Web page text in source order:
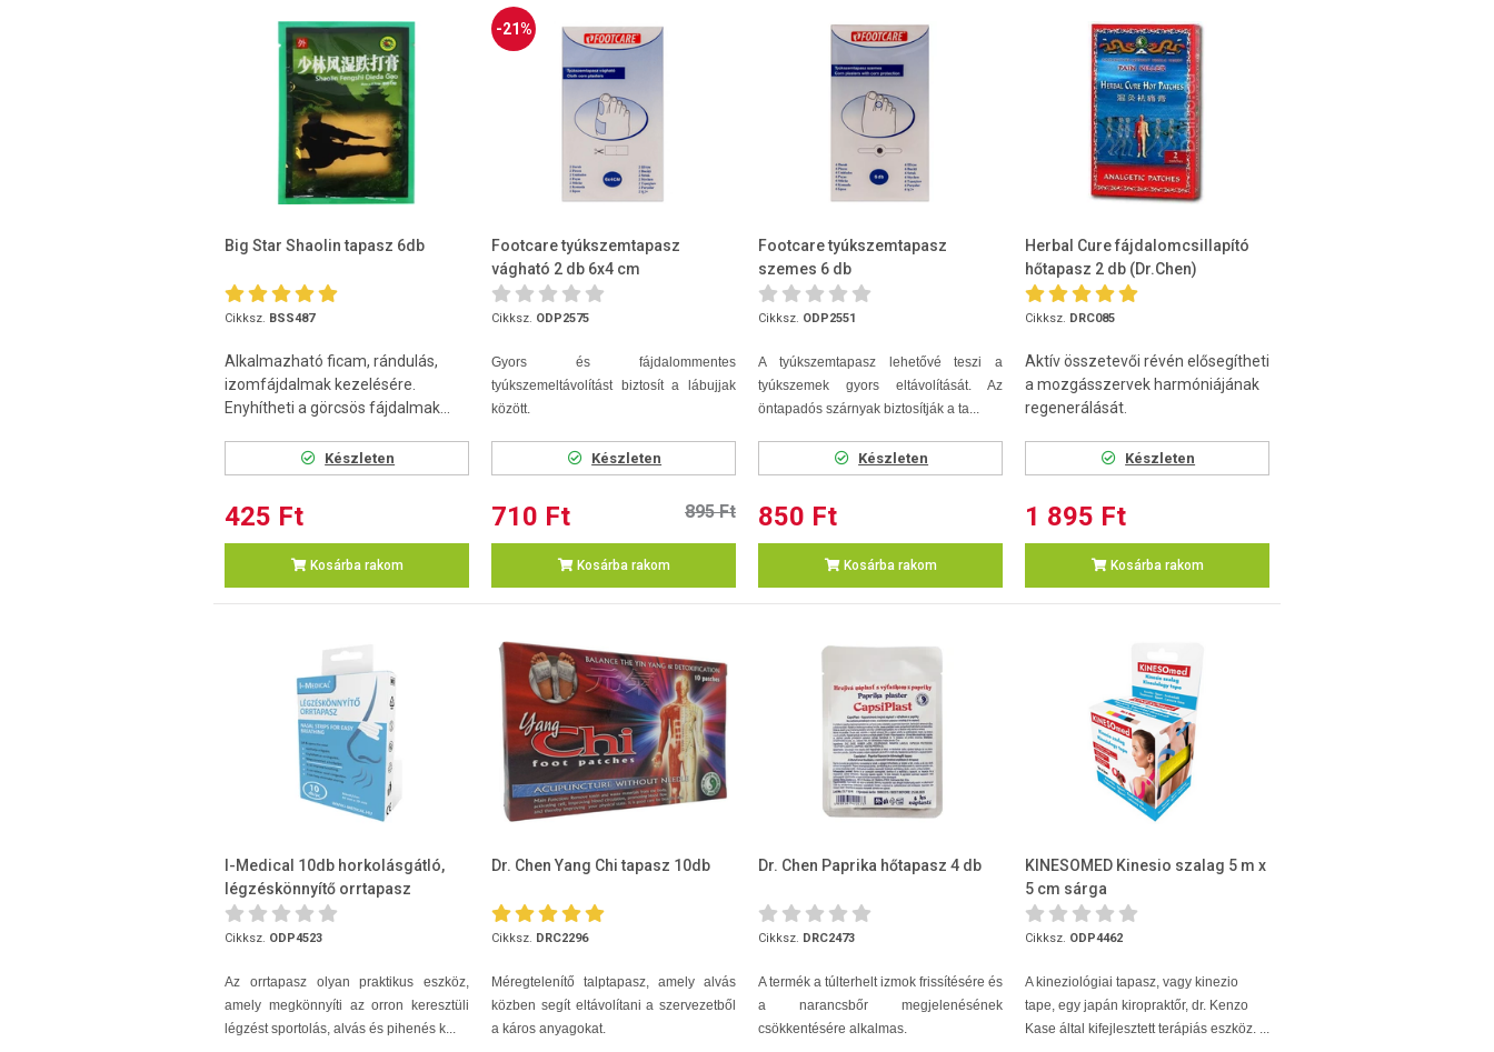
Big Star Shaolin tapasz 6db
Cikksz. BSS487
Alkalmazható ficam, rándulás,
izomfájdalmak kezelésére.
Enyhítheti a görcsös fájdalmak...
Készleten
425 Ft
Kosárba rakom
-21%
Footcare tyúkszemtapasz
vágható 2 db 6x4 cm
Cikksz. ODP2575
Gyors és fájdalommentes
tyúkszemeltávolítást biztosít a lábujjak
között.
Készleten
710 Ft 895 Ft
Kosárba rakom
Footcare tyúkszemtapasz
szemes 6 db
Cikksz. ODP2551
A tyúkszemtapasz lehetővé teszi a
tyúkszemek gyors eltávolítását. Az
öntapadós szárnyak biztosítják a ta...
Készleten
850 Ft
Kosárba rakom
Herbal Cure fájdalomcsillapító
hőtapasz 2 db (Dr.Chen)
Cikksz. DRC085
Aktív összetevői révén elősegítheti
a mozgásszervek harmóniájának
regenerálását.
Készleten
1 895 Ft
Kosárba rakom
I-Medical 10db horkolásgátló,
légzéskönnyítő orrtapasz
Cikksz. ODP4523
Az orrtapasz olyan praktikus eszköz,
amely megkönnyíti az orron keresztüli
légzést sportolás, alvás és pihenés k...
Dr. Chen Yang Chi tapasz 10db
Cikksz. DRC2296
Méregtelenítő talptapasz, amely alvás
közben segít eltávolítani a szervezetből
a káros anyagokat.
Dr. Chen Paprika hőtapasz 4 db
Cikksz. DRC2473
A termék a túlterhelt izmok frissítésére és
a narancsbőr megjelenésének
csökkentésére alkalmas.
KINESOMED Kinesio szalag 5 m x
5 cm sárga
Cikksz. ODP4462
A kineziológiai tapasz, vagy kinezio
tape, egy japán kiropraktőr, dr. Kenzo
Kase által kifejlesztett terápiás eszköz. ...